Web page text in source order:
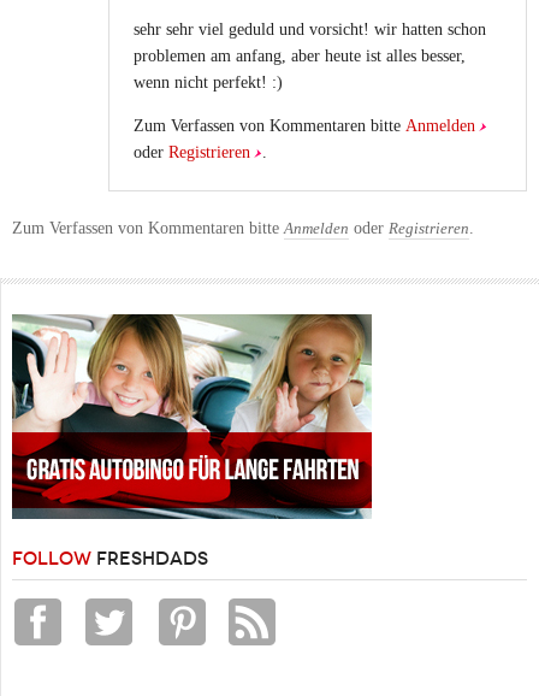
sehr sehr viel geduld und vorsicht! wir hatten schon
problemen am anfang, aber heute ist alles besser,
wenn nicht perfekt! :)
Zum Verfassen von Kommentaren bitte Anmelden
oder Registrieren .
Zum Verfassen von Kommentaren bitteAnmelden oder Registrieren.
FOLLOW FRESHDADS